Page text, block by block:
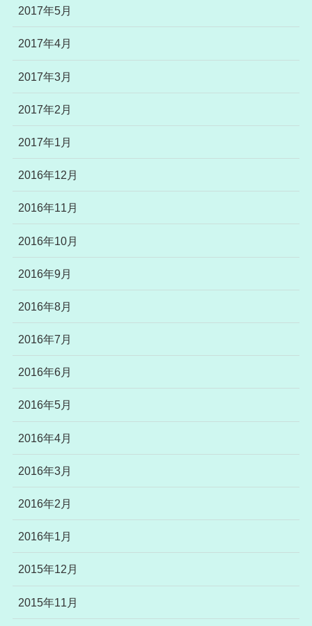
2017年5月
2017年4月
2017年3月
2017年2月
2017年1月
2016年12月
2016年11月
2016年10月
2016年9月
2016年8月
2016年7月
2016年6月
2016年5月
2016年4月
2016年3月
2016年2月
2016年1月
2015年12月
2015年11月